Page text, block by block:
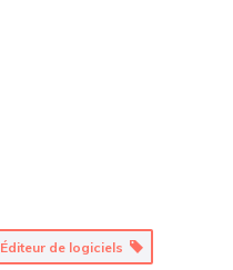
Éditeur de logiciels